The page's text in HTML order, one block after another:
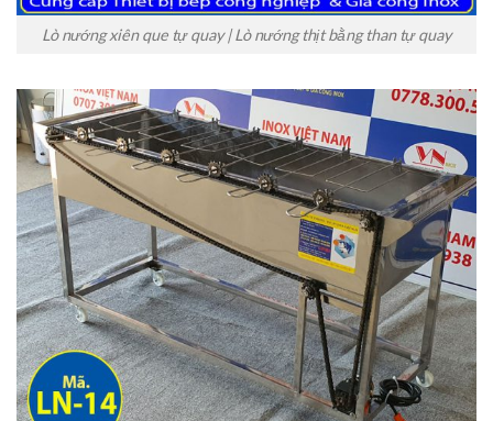
Lò nướng xiên que tự quay | Lò nướng thịt bằng than tự quay